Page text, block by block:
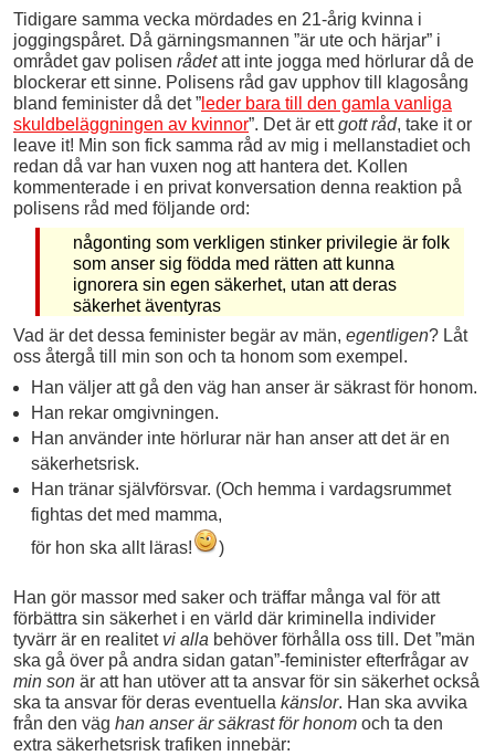
Tidigare samma vecka mördades en 21-årig kvinna i
joggingspåret. Då gärningsmannen ”är ute och härjar” i
området gav polisen rådetatt inte jogga med hörlurar då de
blockerar ett sinne. Polisens råd gav upphov till klagosång
bland feminister då det ” leder bara till den gamla vanliga
skuldbeläggningen av kvinnor”. Det är ettgott råd, take it or
leave it! Min son fick samma råd av mig i mellanstadiet och
redan då var han vuxen nog att hantera det. Kollen
kommenterade i en privat konversation denna reaktion på
polisens råd med följande ord:
någonting som verkligen stinker privilegie är folk
som anser sig födda med rätten att kunna
ignorera sin egen säkerhet, utan att deras
säkerhet äventyras
Vad är det dessa feminister begär av män, egentligen? Låt
oss återgå till min son och ta honom som exempel.
Han väljer att gå den väg han anser är säkrast för honom.
Han rekar omgivningen.
Han använder inte hörlurar när han anser att det är en
säkerhetsrisk.
Han tränar självförsvar. (Och hemma i vardagsrummet
fightas det med mamma,
för hon ska allt läras!
)
Han gör massor med saker och träffar många val för att
förbättra sin säkerhet i en värld där kriminella individer
tyvärr är en realitet vi alla behöver förhålla oss till. Det ”män
ska gå över på andra sidan gatan”-feminister efterfrågar av
min son är att han utöver att ta ansvar för sin säkerhet också
ska ta ansvar för deras eventuella känslor. Han ska avvika
från den väg han anser är säkrast för honom och ta den
extra säkerhetsrisk trafiken innebär: